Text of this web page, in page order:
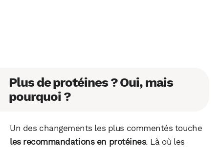
Plus de protéines ? Oui, mais
pourquoi ?
Un des changements les plus commentés touche
les recommandations en protéines. Là où les